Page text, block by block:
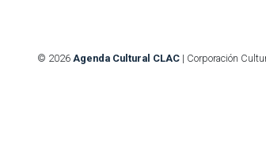
© 2026 Agenda Cultural CLAC| Corporación